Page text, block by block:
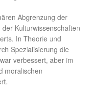
Abgrenzung der
Kulturwissenschaften
In Theorie und
Spezialisierung die
verbessert, aber im
moralischen